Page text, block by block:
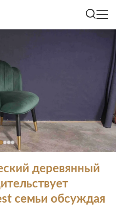
деревянный
семьи обсуждая